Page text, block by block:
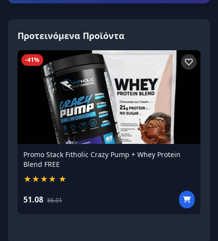
Προτεινόμενα Προϊόντα
-41%
Promo Stack Fitholic Crazy Pump + Whey Protein
Blend FREE
★★★★ ★
51.08 86.01